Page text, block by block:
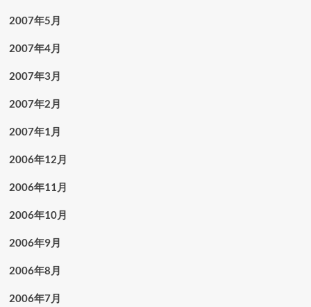
2007年5月
2007年4月
2007年3月
2007年2月
2007年1月
2006年12月
2006年11月
2006年10月
2006年9月
2006年8月
2006年7月